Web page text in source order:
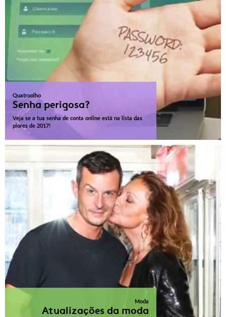
Quatroolho
Senha perigosa?
Veja se a tua senha de conta online está na lista das
piores de 2017!
Moda
Atualizações da moda